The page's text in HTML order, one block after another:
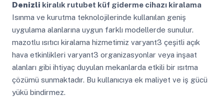
Denizli kiralık rutubet küf giderme cihazı kiralama
Isınma ve kurutma teknolojilerinde kullanılan geniş
uygulama alanlarına uygun farklı modellerde sunulur.
mazotlu ısıtıcı kiralama hizmetimiz varyant3 çeşitli açık
hava etkinlikleri varyant3 organizasyonlar veya inşaat
alanları gibi ihtiyaç duyulan mekanlarda etkili bir ısıtma
çözümü sunmaktadır. Bu kullanıcıya ek maliyet ve iş gücü
yükü bindirmez.